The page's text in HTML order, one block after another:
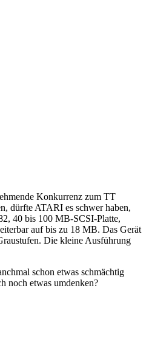
Konkurrenz zum TT
dürfte ATARI es schwer haben,
40 bis 100 MB-SCSI-Platte,
auf bis zu 18 MB. Das Gerät
Die kleine Ausführung
schon etwas schmächtig
noch etwas umdenken?